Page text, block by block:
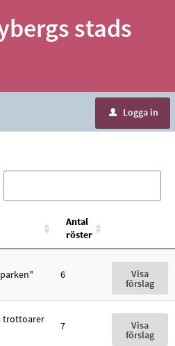
stads
u Logga in
Antal
röster
6 Visa
förslag
trottoarer
7 Visa
förslag